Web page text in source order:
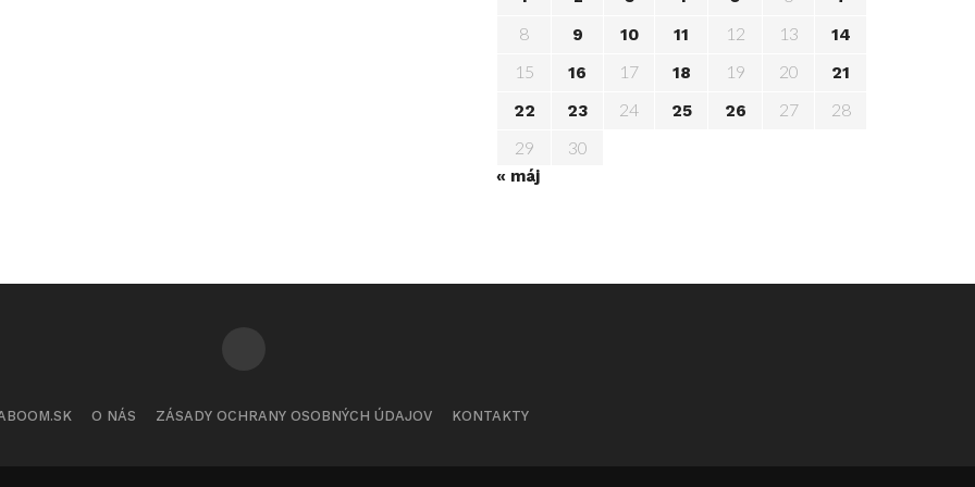
8 9 10 11 12 13 14
15 16 17 18 19 20
21
22
23 24 25 26 27
28
29
30
« máj
O NÁS ZÁSADY OCHRANY OSOBNÝCH ÚDAJOV KONTAKTY